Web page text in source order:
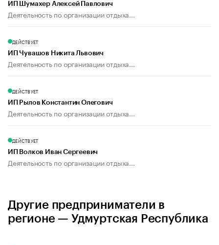
ИП Шумахер Алексей Павлович
Деятельность по организации отдыха...
ДЕЙСТВУЕТ
ИП Чувашов Никита Львович
Деятельность по организации отдыха...
ДЕЙСТВУЕТ
ИП Рылов Константин Олегович
Деятельность по организации отдыха...
ДЕЙСТВУЕТ
ИП Волков Иван Сергеевич
Деятельность по организации отдыха...
Другие предприниматели в
регионе — Удмуртская Республика